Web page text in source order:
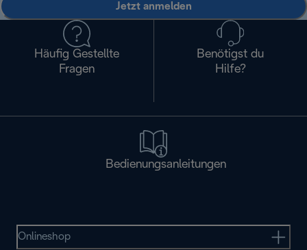
Jetzt anmelden
Häufig Gestellte
Fragen
Benötigst du
Hilfe?
Bedienungsanleitungen
Onlineshop